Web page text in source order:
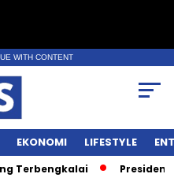
WITH CONTENT
EKONOMI LIFESTYLE
Terbengkalai Presiden